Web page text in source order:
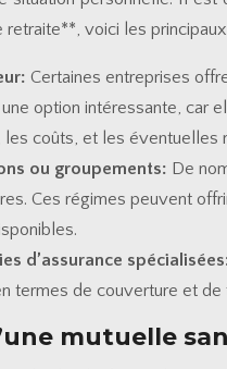
voici les
Certaines entreprises
une option intéressante,
coûts, et les éventuelles
ou groupements: De
Ces régimes peuvent
d’assurance
termes de couverture et
mutuelle